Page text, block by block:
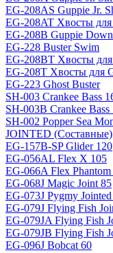
EG-208AS Guppie Jr.
EG-208AT Хвосты для
EG-208B Guppie
EG-228 Buster Swim
EG-208BT Хвосты
EG-208T Хвосты для
EG-223 Ghost Buster
SH-003 Crankee Bass
SH-003B Crankee Bass
SH-002 Popper Sea
JOINTED (Составные)
EG-157B-SP Glider 120
EG-056AL Flex X 105
EG-066A Flex Phantom
EG-068J Magic Joint 85
EG-073J Pygmy
EG-079J Flying Fish
EG-079JA Flying Fish
EG-079JB Flying Fish
EG-096J Bobcat 60